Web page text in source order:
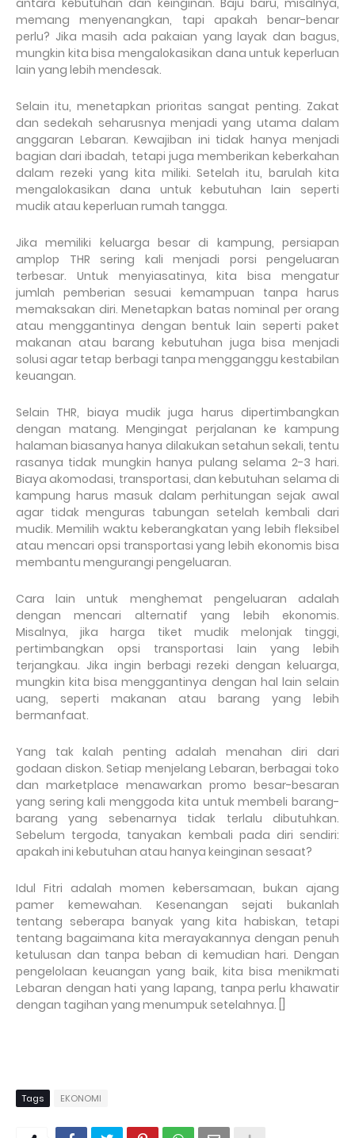
antara kebutuhan dan keinginan. Baju baru, misalnya,
memang menyenangkan, tapi apakah benar-benar
perlu? Jika masih ada pakaian yang layak dan bagus,
mungkin kita bisa mengalokasikan dana untuk keperluan
lain yang lebih mendesak.
Selain itu, menetapkan prioritas sangat penting. Zakat
dan sedekah seharusnya menjadi yang utama dalam
anggaran Lebaran. Kewajiban ini tidak hanya menjadi
bagian dari ibadah, tetapi juga memberikan keberkahan
dalam rezeki yang kita miliki. Setelah itu, barulah kita
mengalokasikan dana untuk kebutuhan lain seperti
mudik atau keperluan rumah tangga.
Jika memiliki keluarga besar di kampung, persiapan
amplop THR sering kali menjadi porsi pengeluaran
terbesar. Untuk menyiasatinya, kita bisa mengatur
jumlah pemberian sesuai kemampuan tanpa harus
memaksakan diri. Menetapkan batas nominal per orang
atau menggantinya dengan bentuk lain seperti paket
makanan atau barang kebutuhan juga bisa menjadi
solusi agar tetap berbagi tanpa mengganggu kestabilan
keuangan.
Selain THR, biaya mudik juga harus dipertimbangkan
dengan matang. Mengingat perjalanan ke kampung
halaman biasanya hanya dilakukan setahun sekali, tentu
rasanya tidak mungkin hanya pulang selama 2-3 hari.
Biaya akomodasi, transportasi, dan kebutuhan selama di
kampung harus masuk dalam perhitungan sejak awal
agar tidak menguras tabungan setelah kembali dari
mudik. Memilih waktu keberangkatan yang lebih fleksibel
atau mencari opsi transportasi yang lebih ekonomis bisa
membantu mengurangi pengeluaran.
Cara lain untuk menghemat pengeluaran adalah
dengan mencari alternatif yang lebih ekonomis.
Misalnya, jika harga tiket mudik melonjak tinggi,
pertimbangkan opsi transportasi lain yang lebih
terjangkau. Jika ingin berbagi rezeki dengan keluarga,
mungkin kita bisa menggantinya dengan hal lain selain
uang, seperti makanan atau barang yang lebih
bermanfaat.
Yang tak kalah penting adalah menahan diri dari
godaan diskon. Setiap menjelang Lebaran, berbagai toko
dan marketplace menawarkan promo besar-besaran
yang sering kali menggoda kita untuk membeli barang-
barang yang sebenarnya tidak terlalu dibutuhkan.
Sebelum tergoda, tanyakan kembali pada diri sendiri:
apakah ini kebutuhan atau hanya keinginan sesaat?
Idul Fitri adalah momen kebersamaan, bukan ajang
pamer kemewahan. Kesenangan sejati bukanlah
tentang seberapa banyak yang kita habiskan, tetapi
tentang bagaimana kita merayakannya dengan penuh
ketulusan dan tanpa beban di kemudian hari. Dengan
pengelolaan keuangan yang baik, kita bisa menikmati
Lebaran dengan hati yang lapang, tanpa perlu khawatir
dengan tagihan yang menumpuk setelahnya. []
Tags EKONOMI